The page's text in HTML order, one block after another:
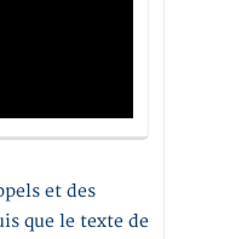
et des
que le texte de